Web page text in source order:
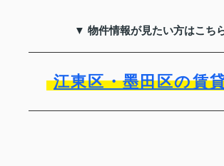
▼ 物件情報が見たい方はこち
江東区・墨田区の賃